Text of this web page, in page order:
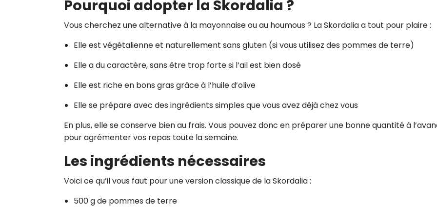
Pourquoi adopter la Skordalia ?
Vous cherchez une alternative à la mayonnaise ou au houmous ? La Skordalia a tout pour plaire :
Elle est végétalienne et naturellement sans gluten (si vous utilisez des pommes de terre)
Elle a du caractère, sans être trop forte si l’ail est bien dosé
Elle est riche en bons gras grâce à l’huile d’olive
Elle se prépare avec des ingrédients simples que vous avez déjà chez vous
En plus, elle se conserve bien au frais. Vous pouvez donc en préparer une bonne quantité à
pour agrémenter vos repas toute la semaine.
Les ingrédients nécessaires
Voici ce qu’il vous faut pour une version classique de la Skordalia :
500 g de pommes de terre